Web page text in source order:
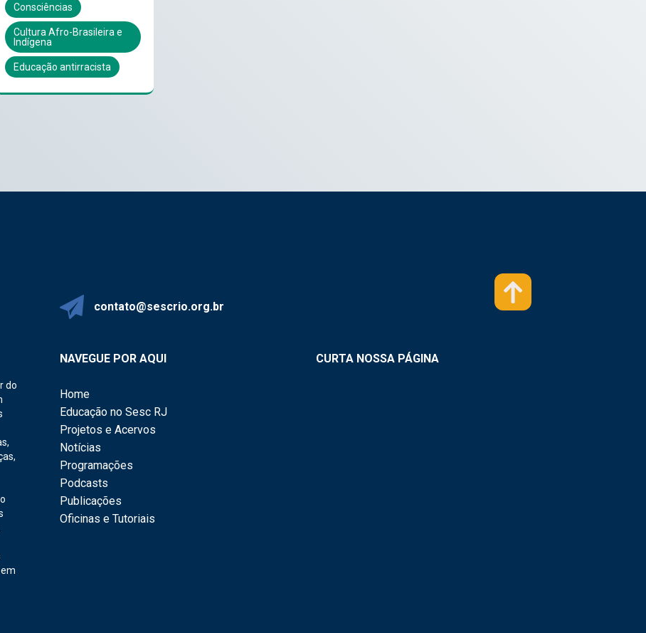
Consciências
Cultura Afro-Brasileira e
Indígena
Educação antirracista
contato@sescrio.org.br
do
NAVEGUE POR AQUI
Home
Educação no Sesc RJ
Projetos e Acervos
Notícias
Programações
Podcasts
Publicações
Oficinas e Tutoriais
CURTA NOSSA PÁGINA